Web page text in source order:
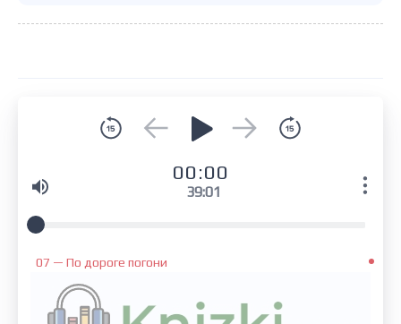
00:00
39:01
07 — По дороге погони